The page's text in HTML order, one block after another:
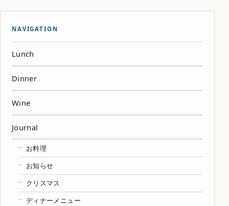
NAVIGATION
Lunch
Dinner
Wine
Journal
お料理
お知らせ
クリスマス
ディナーメニュー